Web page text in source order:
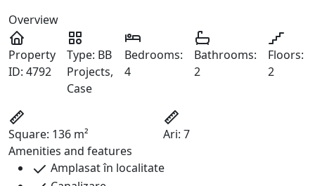
Overview
Property
ID: 4792
Type: BB
Projects,
Case
Bedrooms:
4
Bathrooms:
2
Floors:
2
Square: 136 m² Ari: 7
Amenities and features
Amplasat în localitate